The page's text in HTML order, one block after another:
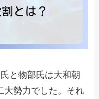
と物部氏は大和朝
大勢力でした。それ